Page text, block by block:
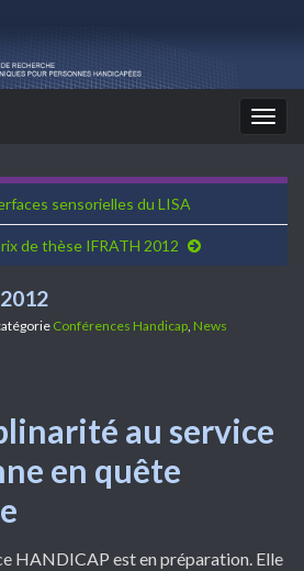
sensorielles du LISA
de thèse IFRATH 2012
Conférences Handicap, News
au service
en quête
HANDICAP est en préparation. Elle